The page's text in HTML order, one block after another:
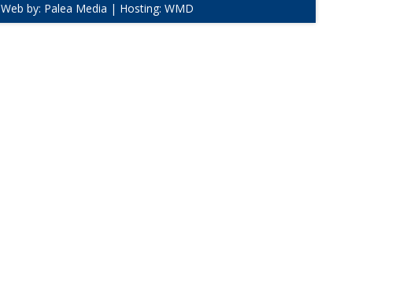
Web by: Palea Media | Hosting: WMD